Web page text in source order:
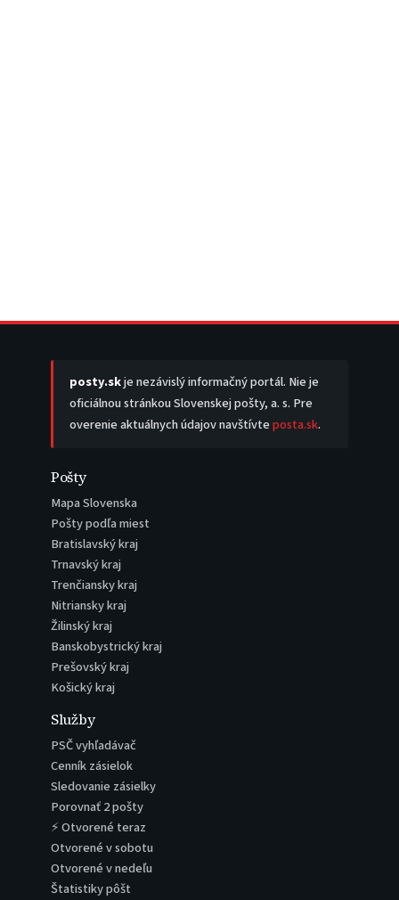
posty.skje nezávislý informačný portál. Nie je
oficiálnou stránkou Slovenskej pošty, a. s. Pre
overenie aktuálnych údajov navštívteposta.sk.
Pošty
Mapa Slovenska
Pošty podľa miest
Bratislavský kraj
Trnavský kraj
Trenčiansky kraj
Nitriansky kraj
Žilinský kraj
Banskobystrický kraj
Prešovský kraj
Košický kraj
Služby
PSČ vyhľadávač
Cenník zásielok
Sledovanie zásielky
Porovnať 2 pošty
⚡ Otvorené teraz
Otvorené v sobotu
Otvorené v nedeľu
Štatistiky pôšt